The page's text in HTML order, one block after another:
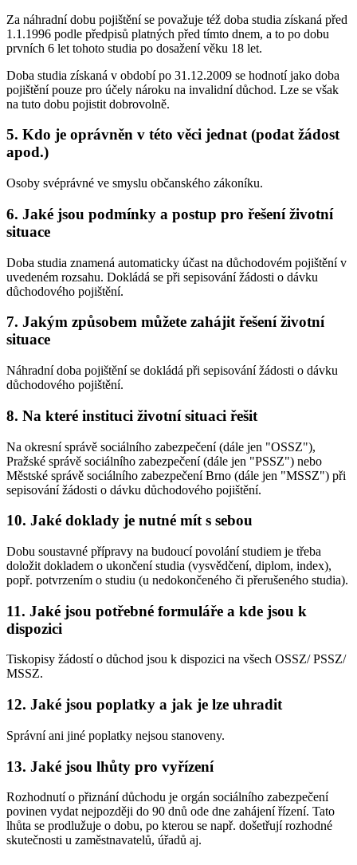
Za náhradní dobu pojištění se považuje též doba studia získaná před
1.1.1996 podle předpisů platných před tímto dnem, a to po dobu
prvních 6 let tohoto studia po dosažení věku 18 let.
Doba studia získaná v období po 31.12.2009 se hodnotí jako doba
pojištění pouze pro účely nároku na invalidní důchod. Lze se však
na tuto dobu pojistit dobrovolně.
5. Kdo je oprávněn v této věci jednat (podat žádost
apod.)
Osoby svéprávné ve smyslu občanského zákoníku.
6. Jaké jsou podmínky a postup pro řešení životní
situace
Doba studia znamená automaticky účast na důchodovém pojištění v
uvedeném rozsahu. Dokládá se při sepisování žádosti o dávku
důchodového pojištění.
7. Jakým způsobem můžete zahájit řešení životní
situace
Náhradní doba pojištění se dokládá při sepisování žádosti o dávku
důchodového pojištění.
8. Na které instituci životní situaci řešit
Na okresní správě sociálního zabezpečení (dále jen "OSSZ"),
Pražské správě sociálního zabezpečení (dále jen "PSSZ") nebo
Městské správě sociálního zabezpečení Brno (dále jen "MSSZ") při
sepisování žádosti o dávku důchodového pojištění.
10. Jaké doklady je nutné mít s sebou
Dobu soustavné přípravy na budoucí povolání studiem je třeba
doložit dokladem o ukončení studia (vysvědčení, diplom, index),
popř. potvrzením o studiu (u nedokončeného či přerušeného studia).
11. Jaké jsou potřebné formuláře a kde jsou k
dispozici
Tiskopisy žádostí o důchod jsou k dispozici na všech OSSZ/ PSSZ/
MSSZ.
12. Jaké jsou poplatky a jak je lze uhradit
Správní ani jiné poplatky nejsou stanoveny.
13. Jaké jsou lhůty pro vyřízení
Rozhodnutí o přiznání důchodu je orgán sociálního zabezpečení
povinen vydat nejpozději do 90 dnů ode dne zahájení řízení. Tato
lhůta se prodlužuje o dobu, po kterou se např. došetřují rozhodné
skutečnosti u zaměstnavatelů, úřadů aj.